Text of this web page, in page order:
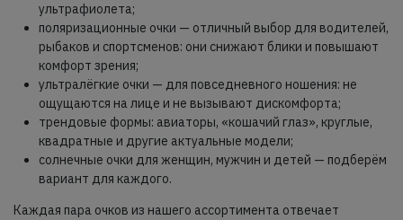
ультрафиолета;
поляризационные очки — отличный выбор для водителей,
рыбаков и спортсменов: они снижают блики и повышают
комфорт зрения;
ультралёгкие очки — для повседневного ношения: не
ощущаются на лице и не вызывают дискомфорта;
трендовые формы: авиаторы, «кошачий глаз», круглые,
квадратные и другие актуальные модели;
солнечные очки для женщин, мужчин и детей — подберём
вариант для каждого.
Каждая пара очков из нашего ассортимента отвечает